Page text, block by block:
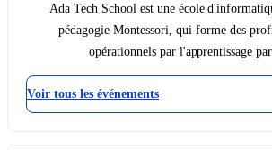
Ada Tech School est une école
pédagogie Montessori, qui forme des
opérationnels par l'apprentissage
Voir tous les événements